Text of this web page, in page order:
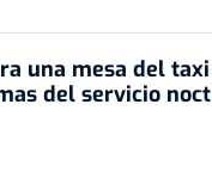
una mesa del
del servicio